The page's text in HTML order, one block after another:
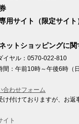
用サイト（限定サイト
ットショッピングに
イヤル：0570-022-810
間：午前10時～午後6時（
合わせフォーム
け付けておりますが、お返
イト